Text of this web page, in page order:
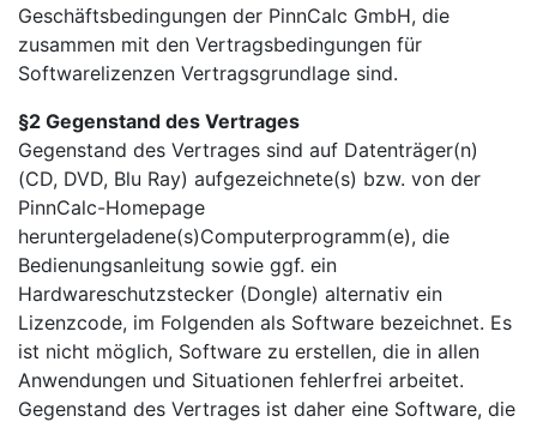
Geschäftsbedingungen der PinnCalc GmbH, die
zusammen mit den Vertragsbedingungen für
Softwarelizenzen Vertragsgrundlage sind.
§2 Gegenstand des Vertrages
Gegenstand des Vertrages sind auf Datenträger(n)
(CD, DVD, Blu Ray) aufgezeichnete(s) bzw. von der
PinnCalc-Homepage
heruntergeladene(s)Computerprogramm(e), die
Bedienungsanleitung sowie ggf. ein
Hardwareschutzstecker (Dongle) alternativ ein
Lizenzcode, im Folgenden als Software bezeichnet. Es
ist nicht möglich, Software zu erstellen, die in allen
Anwendungen und Situationen fehlerfrei arbeitet.
Gegenstand des Vertrages ist daher eine Software, die